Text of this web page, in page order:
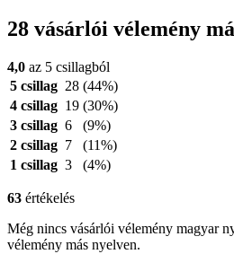
28 vásárlói vélemény
4,0 az 5 csillagból
5 csillag 28 (44%)
4 csillag 19 (30%)
3 csillag 6
(9%)
2 csillag 7
(11%)
1 csillag 3 (4%)
63 értékelés
Még nincs vásárlói vélemény magyar
vélemény más nyelven.